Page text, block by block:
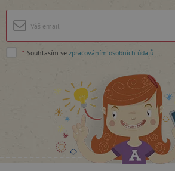
* Souhlasím se zpracováním osobních údajů.
základní funkce webových stránek,
stránky nelze bez nezbytně nutných
cookie správně používat.
Název
__cf_bm